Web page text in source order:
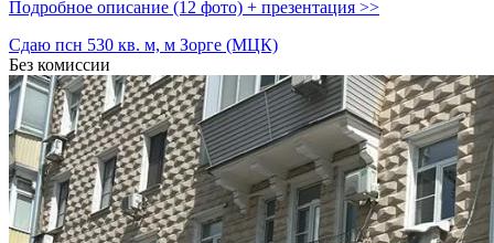
Подробное описание (12 фото) + презентация >>
Сдаю псн 530 кв. м, м Зорге (МЦК)
Без комиссии